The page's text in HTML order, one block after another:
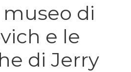
di
e le
di Jerry